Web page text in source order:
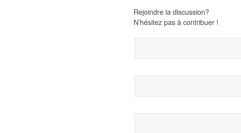
Rejoindre la discussion?
N’hésitez pas à contribuer !